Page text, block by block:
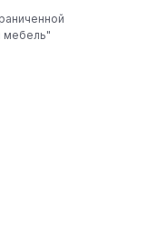
мебель"